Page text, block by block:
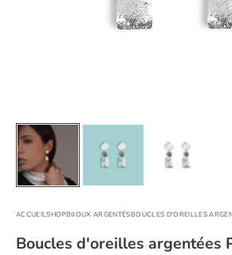
ACCUEILSHOPBIJOUX ARGENTÉSBOUCLES D'OREILLES
Boucles d'oreilles argentées